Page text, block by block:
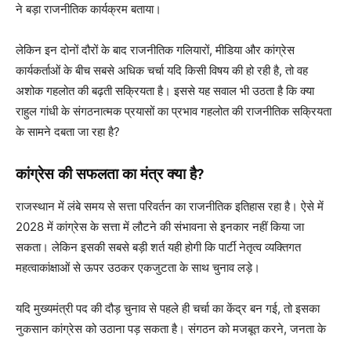
ने बड़ा राजनीतिक कार्यक्रम बताया।
लेकिन इन दोनों दौरों के बाद राजनीतिक गलियारों, मीडिया और कांग्रेस
कार्यकर्ताओं के बीच सबसे अधिक चर्चा यदि किसी विषय की हो रही है, तो वह
अशोक गहलोत की बढ़ती सक्रियता है। इससे यह सवाल भी उठता है कि क्या
राहुल गांधी के संगठनात्मक प्रयासों का प्रभाव गहलोत की राजनीतिक सक्रियता
के सामने दबता जा रहा है?
कांग्रेस की सफलता का मंत्र क्या है?
राजस्थान में लंबे समय से सत्ता परिवर्तन का राजनीतिक इतिहास रहा है। ऐसे में
2028 में कांग्रेस के सत्ता में लौटने की संभावना से इनकार नहीं किया जा
सकता। लेकिन इसकी सबसे बड़ी शर्त यही होगी कि पार्टी नेतृत्व व्यक्तिगत
महत्वाकांक्षाओं से ऊपर उठकर एकजुटता के साथ चुनाव लड़े।
यदि मुख्यमंत्री पद की दौड़ चुनाव से पहले ही चर्चा का केंद्र बन गई, तो इसका
नुकसान कांग्रेस को उठाना पड़ सकता है। संगठन को मजबूत करने, जनता के